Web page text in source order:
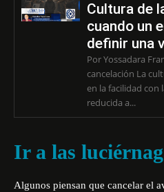
Cultura de
cuando un
definir una
Por Yossadara
cancelación La
en la facilidad con
reducida a...
Ir a las
Algunos piensan que cancelar el